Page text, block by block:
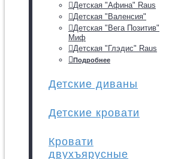
Детская "Афина" Raus
Детская "Валенсия"
Детская "Вега Позитив"
Миф
Детская "Глэдис" Raus
Подробнее
Детские диваны
Детские кровати
Кровати
двухъярусные